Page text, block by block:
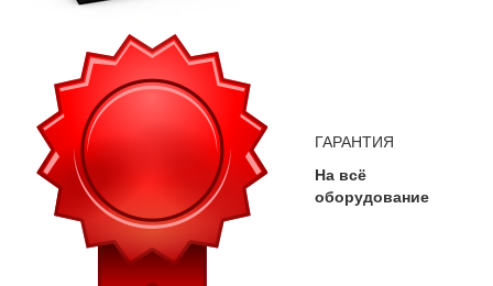
ГАРАНТИЯ
На всё
оборудование